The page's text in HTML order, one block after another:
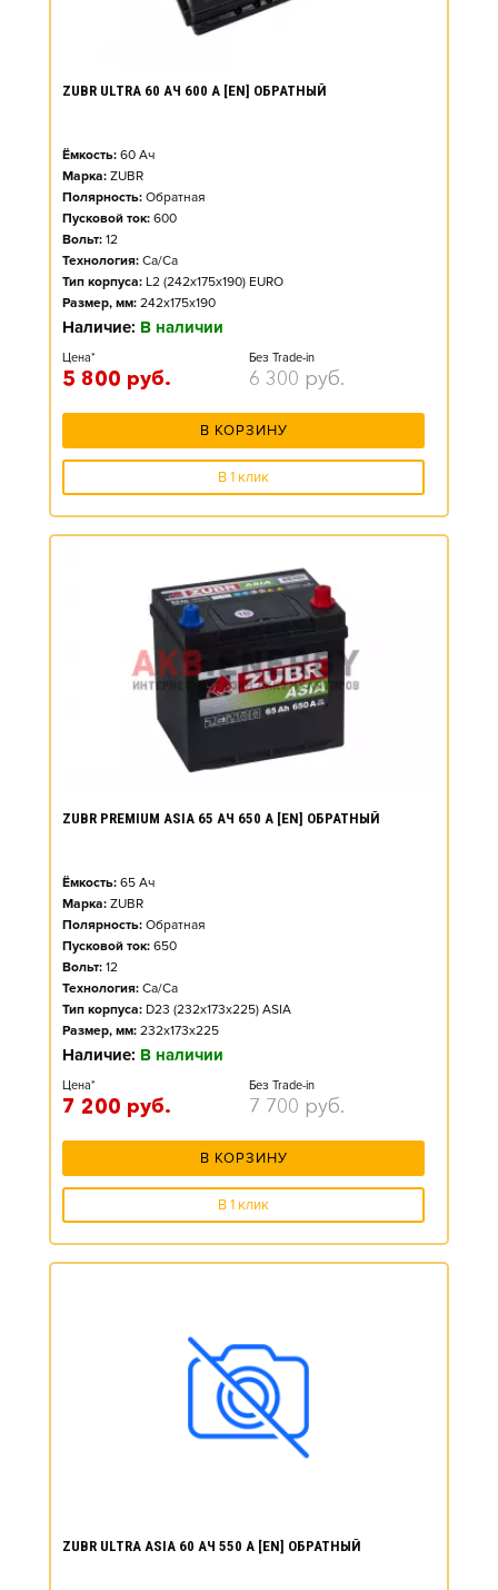
ZUBR ULTRA 60 АЧ 600 А [EN] ОБРАТНЫЙ
Ёмкость: 60 Ач
Марка: ZUBR
Полярность: Обратная
Пусковой ток: 600
Вольт: 12
Технология: Ca/Ca
Тип корпуса: L2 (242x175x190) EURO
Размер, мм: 242x175x190
Наличие: В наличии
Цена*
5 800 руб.
Без Trade-in
6 300 руб.
В КОРЗИНУ
В 1 клик
ZUBR PREMIUM ASIA 65 АЧ 650 А [EN] ОБРАТНЫЙ
Ёмкость: 65 Ач
Марка: ZUBR
Полярность: Обратная
Пусковой ток: 650
Вольт: 12
Технология: Ca/Ca
Тип корпуса: D23 (232x173x225) ASIA
Размер, мм: 232x173x225
Наличие: В наличии
Цена*
7 200 руб.
Без Trade-in
7 700 руб.
В КОРЗИНУ
В 1 клик
ZUBR ULTRA ASIA 60 АЧ 550 А [EN] ОБРАТНЫЙ